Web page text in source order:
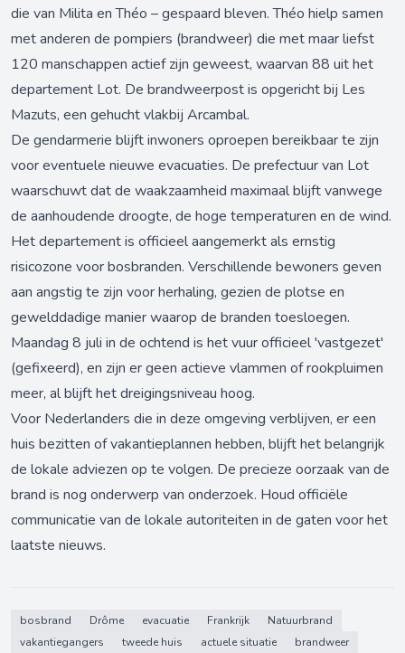
die van Milita en Théo – gespaard bleven. Théo hielp samen
met anderen de pompiers (brandweer) die met maar liefst
120 manschappen actief zijn geweest, waarvan 88 uit het
departement Lot. De brandweerpost is opgericht bij Les
Mazuts, een gehucht vlakbij Arcambal.
De gendarmerie blijft inwoners oproepen bereikbaar te zijn
voor eventuele nieuwe evacuaties. De prefectuur van Lot
waarschuwt dat de waakzaamheid maximaal blijft vanwege
de aanhoudende droogte, de hoge temperaturen en de wind.
Het departement is officieel aangemerkt als ernstig
risicozone voor bosbranden. Verschillende bewoners geven
aan angstig te zijn voor herhaling, gezien de plotse en
gewelddadige manier waarop de branden toesloegen.
Maandag 8 juli in de ochtend is het vuur officieel 'vastgezet'
(gefixeerd), en zijn er geen actieve vlammen of rookpluimen
meer, al blijft het dreigingsniveau hoog.
Voor Nederlanders die in deze omgeving verblijven, er een
huis bezitten of vakantieplannen hebben, blijft het belangrijk
de lokale adviezen op te volgen. De precieze oorzaak van de
brand is nog onderwerp van onderzoek. Houd officiële
communicatie van de lokale autoriteiten in de gaten voor het
laatste nieuws.
bosbrand Drôme evacuatie Frankrijk
Natuurbrand
vakantiegangers
tweede huis actuele situatie
brandweer